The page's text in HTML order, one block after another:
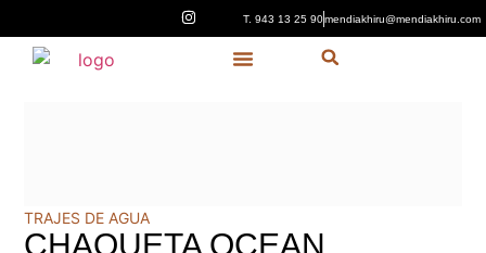
T. 943 13 25 90mendiakhiru@mendiakhiru.com
TRAJES DE AGUA
CHAQUETA OCEAN